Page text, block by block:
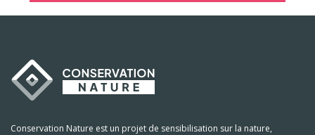
Conservation Nature est un projet de sensibilisation sur la nature,